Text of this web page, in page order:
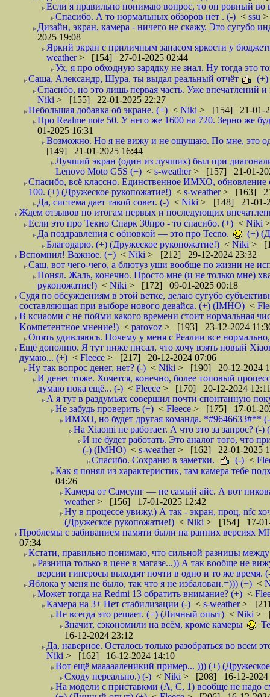
Если я правильно понимаю вопрос, то он ровный
Спасибо. А то нормальных обзоров нет . (-) < ssu
Дизайн, экран, камера - ничего не скажу. Это сугубо
2025 19:08
Яркий экран с приличным запасом яркости у
weather> [154] 27-01-2025 02:44
Ух, я про обходную зарядку не знал. Ну тогда это
Саша, Александр, Шура, ты выдал реальный отчёт
(+)
Спасибо, но это лишь первая часть. Уже впечатлений
Niki > [155] 22-01-2025 22:27
Небольшая добавка об экране. (+) < Niki > [154] 21-01-
Про Realme note 50. У него же 1600 на 720. Зерно же
01-2025 16:31
Возможно. Но я не вижу и не ощущаю. По мне, это
[149] 21-01-2025 16:44
Лучший экран (один из лучших) был при
Lenovo Moto G5S (+) < s-weather> [157] 21-01-
Спасибо, всё классно. Единственное ИМХО, обновление
100. (+) (Дружеское рукопожатие!) < s-weather> [163]
Да, система дает такой совет. (-) < Niki > [148] 21-01-
Ждем отзывов по итогам первых и последующих
Если это про Текно Спарк 30про - то спасибо. (+) < Niki
Да поздравления с обновкой — это про Tecno.
(+)
Благодарю. (+) (Дружеское рукопожатие!) < Niki >
Вспомнил! Важное. (+) < Niki > [212] 29-12-2024 23:32
Саш, вот чего-чего, а блютуз уши вообще по жизни не
Понял. Жаль, конечно. Просто мне (и не только мне)
рукопожатие!) < Niki > [172] 09-01-2025 00:18
Судя по обсуждениям в этой ветке, делаю сугубо
составляющая при выборе нового девайса. (+) (IMHO) <
В ксиаоми с не пойми какого времени стоит нормальная
Kомпетентное мнение!) < parovoz > [193] 23-12-2024
Опять удивляюсь. Почему у меня с Реалии все
Ещё дополню. Я тут ниже писал, что хочу взять новый
думаю... (+) < Fleece > [217] 20-12-2024 07:06
Ну так вопрос денег, нет? (-) < Niki > [190] 20-12-2024
И денег тоже. Хочется, конечно, более топовый
думаю пока ещё... (-) < Fleece > [170] 20-12-2024
А я тут в раздумьях совершил почти спонтанную
Не забудь проверить (+) < Fleece > [175] 17-01-
ИМХО, но будет другая команда. *#9646633#**
На Xiaomi не работает. А что это за запрос? (-)
И не будет работать. Это аналог того, что
(-) (IMHO) < s-weather> [162] 22-01-2025
Спасибо. Сохраню в заметки.
(-) <
Как я понял из характеристик, там камера тебе
04:26
Камера от Самсунг — не самый айс. А вот
weather> [156] 17-01-2025 12:42
Ну в процессе увижу.) А так - экран, проц, nfc
(Дружеское рукопожатие!) < Niki > [154] 17-01-
Проблемы с забиванием памяти были на ранних версиях
07:34
Кстати, правильно понимаю, что сильной разницы между
Разница только в цене в магазе...)) А так вообще не
версии гиперосы выходят почти в одно и то же
Яблока у меня не было, так что я не избалован.=))) (+) <
Может тогда на Redmi 13 обратить внимание? (+) <
Камера на 3+ Нет стабилизации (-) < s-weather>
Не всегда это решает. (+) (Личный опыт) < Niki >
Значит, сэкономили на всëм, кроме камеры
16-12-2024 23:12
Да, наверное. Осталось только разобраться во всем
Niki > [162] 16-12-2024 14:10
Вот ещё маааааленикий пример... ))) (+)
Сходу нереально.) (-) < Niki > [208] 16-12-2024
На модели с приставкми (A, C, 1) вообще не надо